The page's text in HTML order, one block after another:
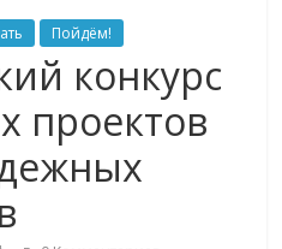
Пойдём!
конкурс
проектов